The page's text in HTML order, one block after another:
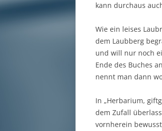
kann durchaus
Wie ein leises
dem Laubberg
und will nur noch
Ende des Buches
nennt man dann
In „Herbarium,
dem Zufall
vornherein